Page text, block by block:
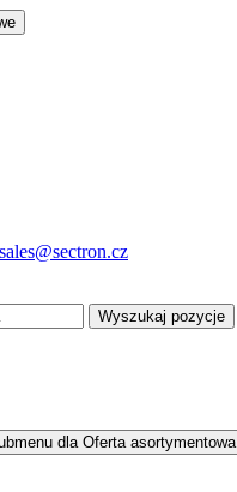
sales@sectron.cz
Wyszukaj pozycje
dla Oferta asortymentowa